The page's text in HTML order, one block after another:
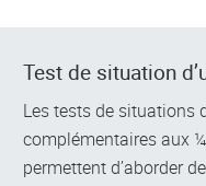
Test de situation
Les tests de situations
complémentaires aux
permettent d’aborder